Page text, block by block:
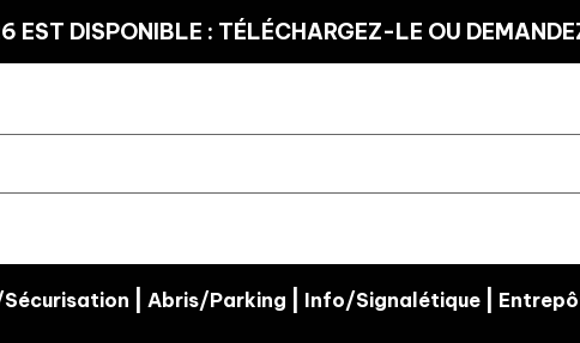
EST DISPONIBLE : TÉLÉCHARGEZ-LE OU
Abris/Parking Info/Signalétique